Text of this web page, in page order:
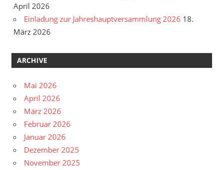
April 2026
Einladung zur Jahreshauptversammlung 2026 18.
März 2026
ARCHIVE
Mai 2026
April 2026
März 2026
Februar 2026
Januar 2026
Dezember 2025
November 2025